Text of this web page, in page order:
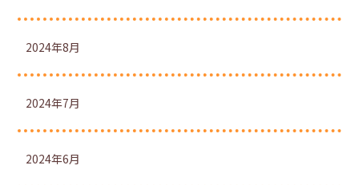
2024年8月
2024年7月
2024年6月